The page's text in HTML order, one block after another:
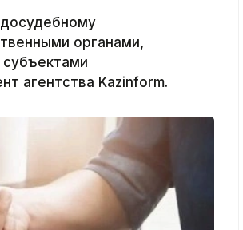
органами,
агентства Kazinform.